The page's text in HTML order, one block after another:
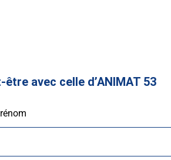
avec celle d’ANIMAT 53